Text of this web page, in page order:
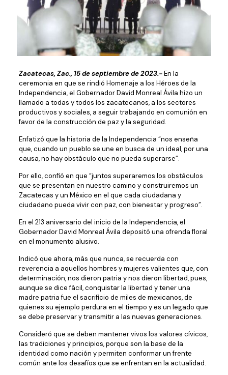
Zacatecas, Zac., 15 de septiembre de 2023.-En la
ceremonia en que se rindió Homenaje a los Héroes de la
Independencia, el Gobernador David Monreal Ávila hizo un
llamado a todas y todos los zacatecanos, a los sectores
productivos y sociales, a seguir trabajando en comunión en
favor de la construcción de paz y la seguridad.
Enfatizó que la historia de la Independencia “nos enseña
que, cuando un pueblo se une en busca de un ideal, por una
causa, no hay obstáculo que no pueda superarse”.
Por ello, confió en que “juntos superaremos los obstáculos
que se presentan en nuestro camino y construiremos un
Zacatecas y un México en el que cada ciudadana y
ciudadano pueda vivir con paz, con bienestar y progreso”.
En el 213 aniversario del inicio de la Independencia, el
Gobernador David Monreal Ávila depositó una ofrenda floral
en el monumento alusivo.
Indicó que ahora, más que nunca, se recuerda con
reverencia a aquellos hombres y mujeres valientes que, con
determinación, nos dieron patria y nos dieron libertad, pues,
aunque se dice fácil, conquistar la libertad y tener una
madre patria fue el sacrificio de miles de mexicanos, de
quienes su ejemplo perdura en el tiempo y es un legado que
se debe preservar y transmitir a las nuevas generaciones.
Consideró que se deben mantener vivos los valores cívicos,
las tradiciones y principios, porque son la base de la
identidad como nación y permiten conformar un frente
común ante los desafíos que se enfrentan en la actualidad.